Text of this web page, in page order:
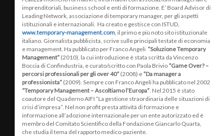
imprenditoriali, business school e enti di formazione. E’ Board Advisor di
Leading Network, associazione di temporary manager, per gli aspetti
istituzionali e internazionali. Ha creato e gestisce con ISTUD,
www.temporary-management.com, il primo e più noto sito istituzionale
italiano. Giornalista pubblicista, scrive sulle principali testate di economia
e management. Ha pubblicato per Franco Angeli “Soluzione Temporary
Management” (2010), la cui introduzione è stata scritta da Vincenzo
Boccia di Confindustria, e curato/scritto con Paola Brivio “Game Over? –
percorsi professionali per gli over 40” (2008) e “Da manager a
professionista” (2009). Sempre con Franco Angeli ha pubblicato nel 2002
“Temporary Management – Ascoltiamo l’Europa”. Nel 2015 è stato
coautore del Quaderno AIFI “La gestione straordinaria delle situazioni di
crisi d’impresa”. Nel non profit presta attività di formazione e
informazione all’adozione internazionale per un ente autorizzato ed è
membro del Comitato Scientifico della Fondazione Giancarlo Quarta,
che studia il tema del rapporto medico-paziente.